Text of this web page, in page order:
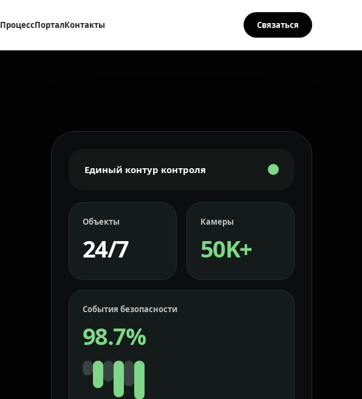
ПроцессПорталКонтакты Связаться
Единый контур контроля
Объекты
24/7
Камеры
50K+
События безопасности
98.7%